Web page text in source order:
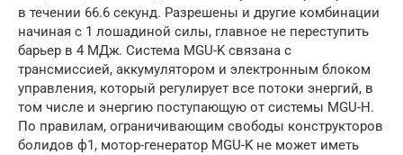
в течении 66.6 секунд. Разрешены и другие комбинации
начиная с 1 лошадиной силы, главное не переступить
барьер в 4 МДж. Система MGU-K связана с
трансмиссией, аккумулятором и электронным блоком
управления, который регулирует все потоки энергий, в
том числе и энергию поступающую от системы MGU-H.
По правилам, ограничивающим свободы конструкторов
болидов ф1, мотор-генератор MGU-K не может иметь